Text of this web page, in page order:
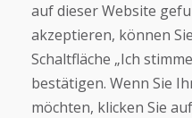
Zahlung
Beschwerde
Rückgabe
Cookies
auf dieser Website
akzeptieren, können
Schaltfläche „Ich
bestätigen. Wenn Sie
möchten, klicken Sie